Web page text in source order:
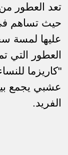
تعد العطور
حيث تساهم في
عليها لمسة
العطور التي
"كاريزما
عشبي يجمع
الفريد.